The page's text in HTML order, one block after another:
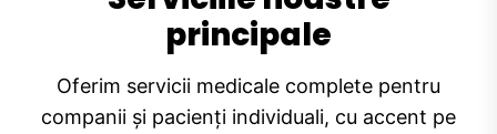
principale
Oferim servicii medicale complete pentru
companii și pacienți individuali, cu accent pe